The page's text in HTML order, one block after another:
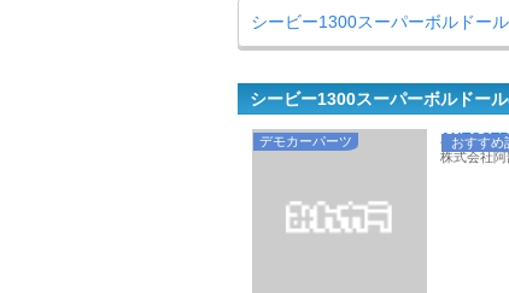
シービー1300スーパーボルドー
シービー1300スーパーボルドー
デモカーパーツ おすすめ
株式会社